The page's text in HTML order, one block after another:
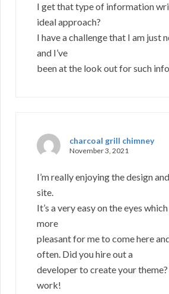
I get that type of information
ideal approach?
I have a challenge that I am just
and I’ve
been at the look out for such
charcoal grill chimney
November 3, 2021
I’m really enjoying the design
site.
It’s a very easy on the eyes
more
pleasant for me to come here
often. Did you hire out a
developer to create your
work!